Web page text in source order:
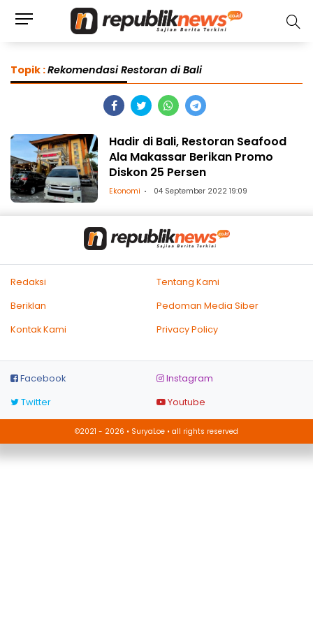
Topik :Rekomendasi Restoran di Bali
Hadir di Bali, Restoran Seafood
Ala Makassar Berikan Promo
Diskon 25 Persen
Ekonomi 04 September 2022 19:09
Redaksi
Tentang Kami
Beriklan
Pedoman Media Siber
Kontak Kami
Privacy Policy
Facebook
Instagram
Twitter
Youtube
©2021 - 2026 • SuryaLoe • all rights reserved